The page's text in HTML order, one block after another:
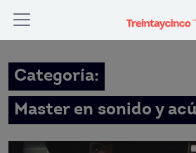
Categoría:
Master en sonido y